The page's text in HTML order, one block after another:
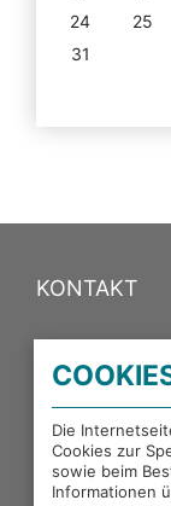
24
25
31
KONTAKT
PORTALE
EXTERNE
Die
Cookies zur
sowie beim
Informationen